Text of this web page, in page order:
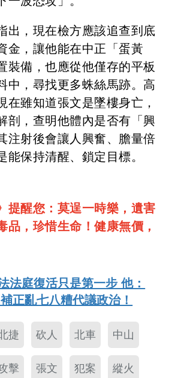
出，現在檢方應該追查到底
金，讓他能在中正「蛋黃
裝備，也應從他僅存的平板
中，尋找更多蛛絲馬跡。高
在雖知道張文是墜樓身亡，
剖，查明他體內是否有「興
注射後會讓人興奮、膽量倍
能保持清醒、鎖定目標。
提醒您：莫逞一時樂，遺害
品，珍惜生命！健康無價，
法庭復活只是第一步 他：
正亂七八糟代議政治！
捷 砍人 北車 中山
擊 張文 犯案 縱火